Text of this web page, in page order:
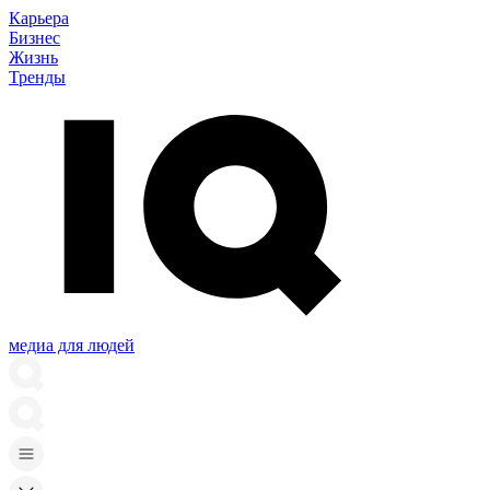
Карьера
Бизнес
Жизнь
Тренды
медиа для людей